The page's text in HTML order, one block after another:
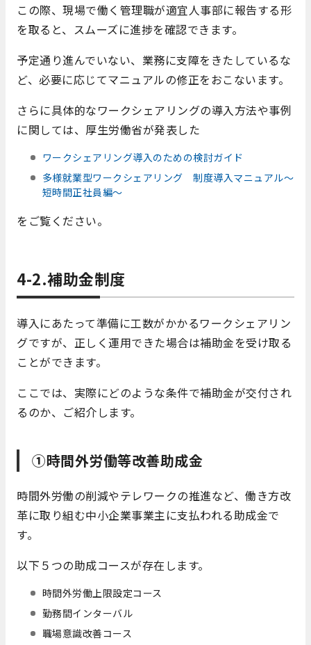
この際、現場で働く管理職が適宜人事部に報告する形
を取ると、スムーズに進捗を確認できます。
予定通り進んでいない、業務に支障をきたしているな
ど、必要に応じてマニュアルの修正をおこないます。
さらに具体的なワークシェアリングの導入方法や事例
に関しては、厚生労働省が発表した
ワークシェアリング導入のための検討ガイド
多様就業型ワークシェアリング 制度導入マニュアル～
短時間正社員編～
をご覧ください。
4-2.補助金制度
導入にあたって準備に工数がかかるワークシェアリン
グですが、正しく運用できた場合は補助金を受け取る
ことができます。
ここでは、実際にどのような条件で補助金が交付され
るのか、ご紹介します。
①時間外労働等改善助成金
時間外労働の削減やテレワークの推進など、働き方改
革に取り組む中小企業事業主に支払われる助成金で
す。
以下５つの助成コースが存在します。
時間外労働上限設定コース
勤務間インターバル
職場意識改善コース